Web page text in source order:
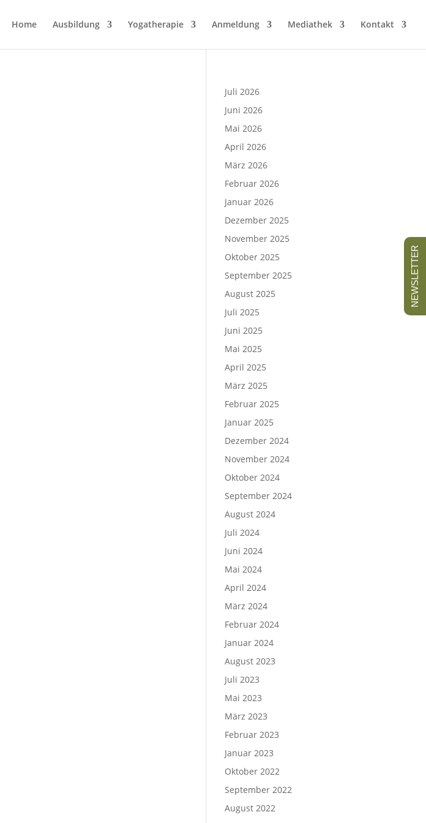
Home Ausbildung Yogatherapie Anmeldung Mediathek Kontakt
Juli 2026
Juni 2026
Mai 2026
April 2026
März 2026
Februar 2026
Januar 2026
Dezember 2025
November 2025
Oktober 2025
September 2025
August 2025
Juli 2025
Juni 2025
Mai 2025
April 2025
März 2025
Februar 2025
Januar 2025
Dezember 2024
November 2024
Oktober 2024
September 2024
August 2024
Juli 2024
Juni 2024
Mai 2024
April 2024
März 2024
Februar 2024
Januar 2024
August 2023
Juli 2023
Mai 2023
März 2023
Februar 2023
Januar 2023
Oktober 2022
September 2022
August 2022
NEWSLETTER